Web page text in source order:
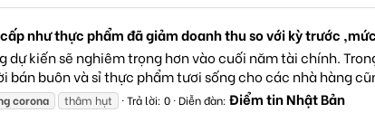
như thực phẩm đã giảm doanh thu so với kỳ trước
dự kiến sẽ nghiêm trọng hơn vào cuối năm tài chính.
buôn và sỉ thực phẩm tươi sống cho các nhà hàng
corona thâm hụt Trả lời: 0 Diễn đàn: Điểm tin Nhật Bản